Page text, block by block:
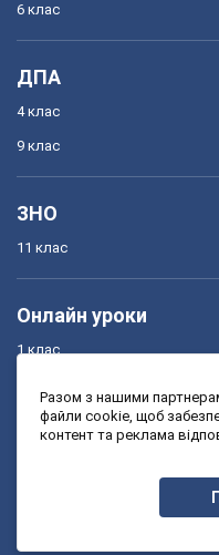
6 клас
ДПА
4 клас
9 клас
ЗНО
11 клас
Онлайн уроки
1 клас
3 клас
Разом з нашими
файли cookie, щоб
контент та реклама